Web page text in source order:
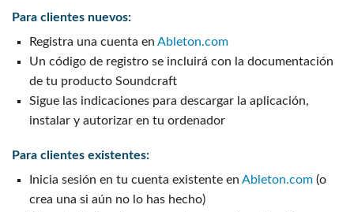
Para clientes nuevos:
Registra una cuenta enAbleton.com
Un código de registro se incluirá con la documentación
de tu producto Soundcraft
Sigue las indicaciones para descargar la aplicación,
instalar y autorizar en tu ordenador
Para clientes existentes:
Inicia sesión en tu cuenta existente enAbleton.com (o
crea una si aún no lo has hecho)